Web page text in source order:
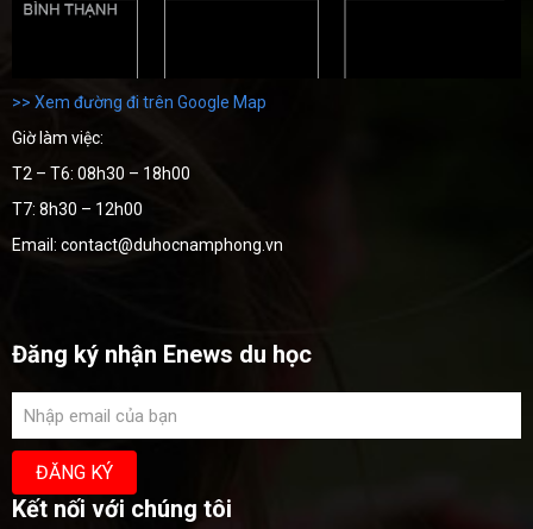
>> Xem đường đi trên Google Map
Giờ làm việc:
T2 – T6: 08h30 – 18h00
T7: 8h30 – 12h00
Email: contact@duhocnamphong.vn
Đăng ký nhận Enews du học
Kết nối với chúng tôi